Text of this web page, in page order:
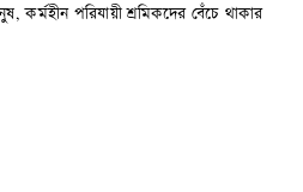
কর্মহীন পরিযায়ী শ্রমিকদের বেঁচে থাকার